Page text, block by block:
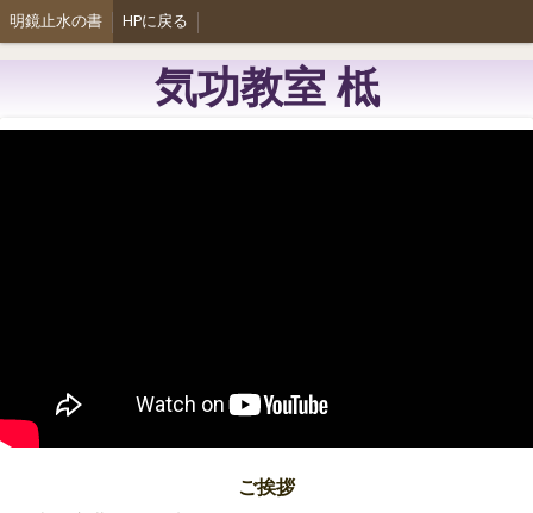
明鏡止水の書 HPに戻る
気功教室 柢
ご挨拶